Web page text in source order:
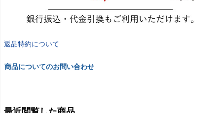
返品特約について
商品についてのお問い合わせ